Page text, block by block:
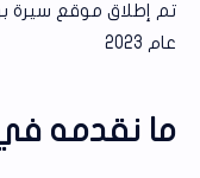
تم إطلاق موقع سيرة
عام 2023
ما نقدمه